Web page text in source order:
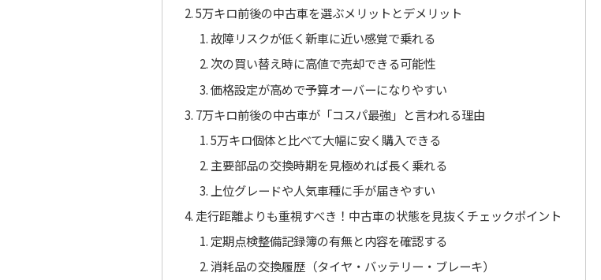
5万キロ前後の中古車を選ぶメリットとデメリット
故障リスクが低く新車に近い感覚で乗れる
次の買い替え時に高値で売却できる可能性
価格設定が高めで予算オーバーになりやすい
7万キロ前後の中古車が「コスパ最強」と言われる理由
5万キロ個体と比べて大幅に安く購入できる
主要部品の交換時期を見極めれば長く乗れる
上位グレードや人気車種に手が届きやすい
走行距離よりも重視すべき！中古車の状態を見抜くチェックポイント
定期点検整備記録簿の有無と内容を確認する
消耗品の交換履歴（タイヤ・バッテリー・ブレーキ）